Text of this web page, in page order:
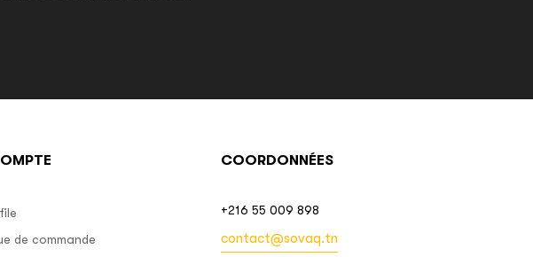
de commande
COORDONNÉES
+216 55 009 898
contact@sovaq.tn